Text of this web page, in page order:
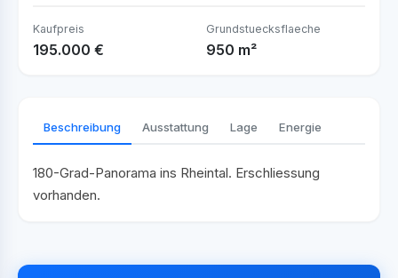
Kaufpreis
195.000 €
Grundstuecksflaeche
950 m²
Beschreibung Ausstattung Lage Energie
180-Grad-Panorama ins Rheintal. Erschliessung
vorhanden.